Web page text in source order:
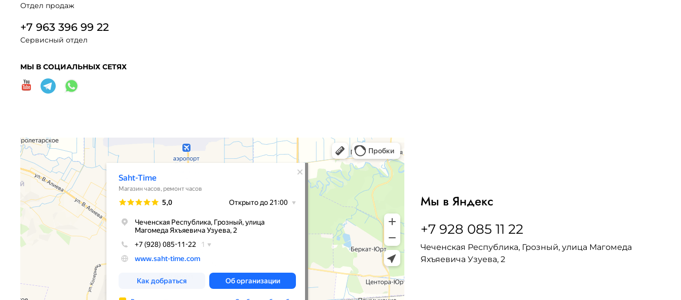
Отдел продаж
+7 963 396 99 22
Сервисный отдел
МЫ В СОЦИАЛЬНЫХ СЕТЯХ
Мы в Яндекс
+7 928 085 11 22
Чеченская Республика, Грозный, улица Магомеда
Яхъяевича Узуева, 2